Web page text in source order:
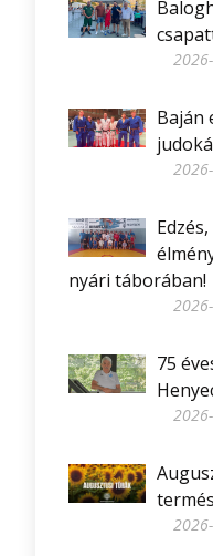
Baján
nyári táborában!
75